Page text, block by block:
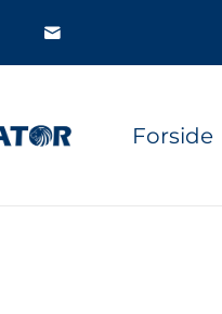
Forside